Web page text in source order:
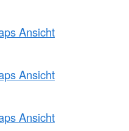
Ansicht
Ansicht
Ansicht